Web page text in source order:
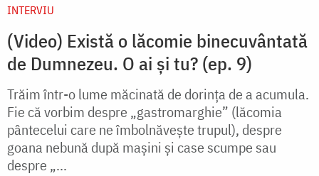
INTERVIU
(Video) Există o lăcomie binecuvântată
de Dumnezeu. O ai și tu? (ep. 9)
Trăim într-o lume măcinată de dorința de a acumula.
Fie că vorbim despre „gastromarghie” (lăcomia
pântecelui care ne îmbolnăvește trupul), despre
goana nebună după mașini și case scumpe sau
despre „...